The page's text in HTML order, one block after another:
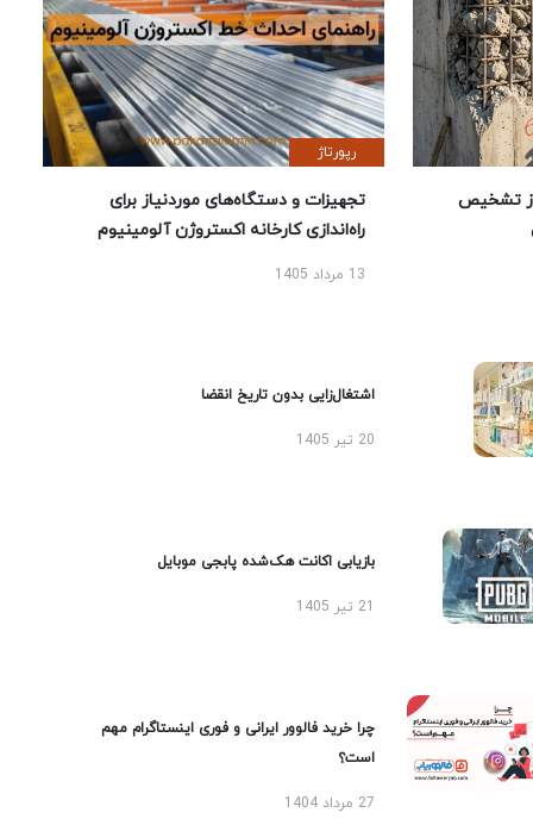
تشخیص
رپورتاژ
تجهیزات و دستگاه‌های موردنیاز برای
راه‌اندازی کارخانه اکستروژن آلومینیوم
13 مرداد 1405
اشتغال‌زایی بدون تاریخ انقضا
20 تیر 1405
بازیابی اکانت هک‌شده پابجی موبایل
چرا خرید فالوور ایرانی و فوری اینستاگرام مهم
است؟
27 مرداد 1404